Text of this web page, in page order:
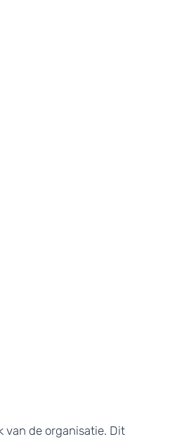
van de organisatie. Dit